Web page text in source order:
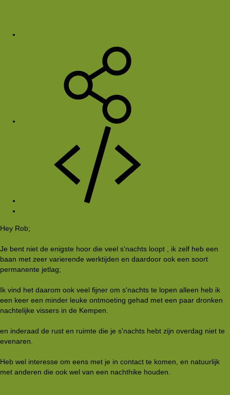
Hey Rob;
Je bent niet de enigste hoor die veel s'nachts loopt , ik zelf heb een
baan met zeer varierende werktijden en daardoor ook een soort
permanente jetlag;
Ik vind het daarom ook veel fijner om s'nachts te lopen alleen heb ik
een keer een minder leuke ontmoeting gehad met een paar dronken
nachtelijke vissers in de Kempen.
en inderaad de rust en ruimte die je s'nachts hebt zijn overdag niet te
evenaren.
Heb wel interesse om eens met je in contact te komen, en natuurlijk
met anderen die ook wel van een nachthike houden.